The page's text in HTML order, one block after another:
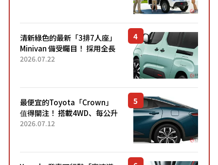
清新綠色的最新「3排7人座」
Minivan 備受矚目！ 採用全長
4.7公尺剛剛好的車身尺寸與
2026.07.22
最便宜的Toyota「Crown」
值得關注！ 搭載4WD、每公升
22.4公里低油耗表現超亮眼！
2026.07.12